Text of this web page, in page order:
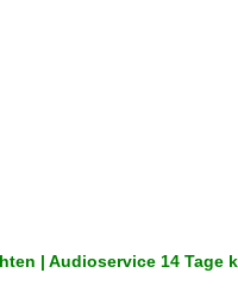
| Audioservice 14 Tage